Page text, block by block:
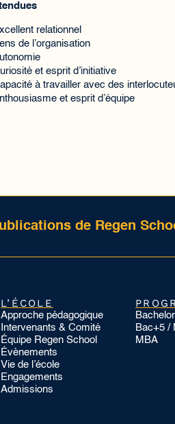
relationnel
de l’organisation
et esprit d’initiative
à travailler avec des
et esprit d’équipe
de Regen
L’ÉCOLE
Approche pédagogique
Intervenants & Comité
Équipe Regen School
Évènements
Vie de l’école
Engagements
Admissions
Bachelor
Bac+5 /
MBA